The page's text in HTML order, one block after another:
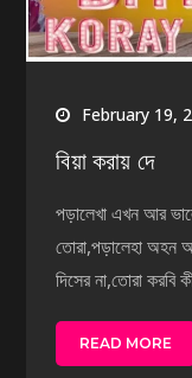
February 19,
বিয়া করায় দে
পড়ালেখা এখন আর
তোরা,পড়ালেহা অহন
দিসের না,তোরা করবি
READ MORE